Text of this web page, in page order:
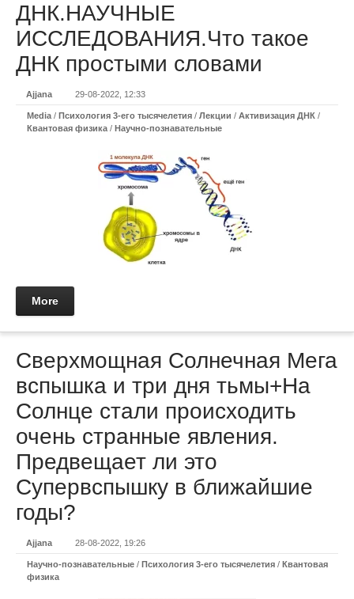
ДНК.НАУЧНЫЕ
ИССЛЕДОВАНИЯ.Что такое
ДНК простыми словами
Ajjana 29-08-2022, 12:33
Media / Психология 3-его тысячелетия / Лекции / Активизация ДНК /
Квантовая физика / Научно-познавательные
More
Сверхмощная Солнечная Мега
вспышка и три дня тьмы+На
Солнце стали происходить
очень странные явления.
Предвещает ли это
Супервспышку в ближайшие
годы?
Ajjana 28-08-2022, 19:26
Научно-познавательные / Психология 3-его тысячелетия / Квантовая
физика